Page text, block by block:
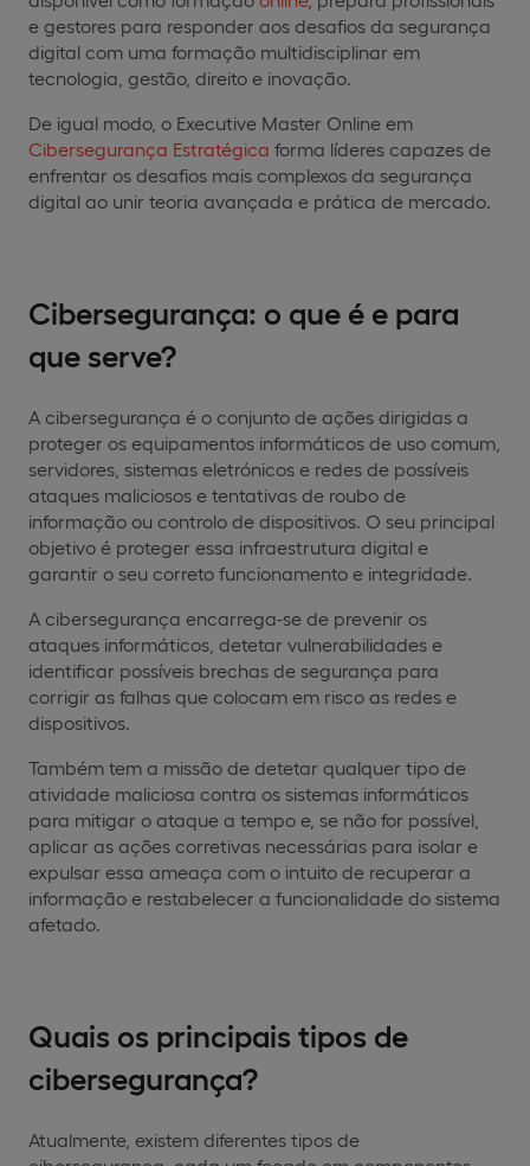
e gestores para responder aos desafios da segurança
digital com uma formação multidisciplinar em
tecnologia, gestão, direito e inovação.
De igual modo, o Executive Master Online em
Cibersegurança Estratégica forma líderes capazes de
enfrentar os desafios mais complexos da segurança
digital ao unir teoria avançada e prática de mercado.
Cibersegurança: o que é e para
que serve?
A cibersegurança é o conjunto de ações dirigidas a
proteger os equipamentos informáticos de uso comum,
servidores, sistemas eletrónicos e redes de possíveis
ataques maliciosos e tentativas de roubo de
informação ou controlo de dispositivos. O seu principal
objetivo é proteger essa infraestrutura digital e
garantir o seu correto funcionamento e integridade.
A cibersegurança encarrega-se de prevenir os
ataques informáticos, detetar vulnerabilidades e
identificar possíveis brechas de segurança para
corrigir as falhas que colocam em risco as redes e
dispositivos.
Também tem a missão de detetar qualquer tipo de
atividade maliciosa contra os sistemas informáticos
para mitigar o ataque a tempo e, se não for possível,
aplicar as ações corretivas necessárias para isolar e
expulsar essa ameaça com o intuito de recuperar a
informação e restabelecer a funcionalidade do sistema
afetado.
Quais os principais tipos de
cibersegurança?
Atualmente, existem diferentes tipos de